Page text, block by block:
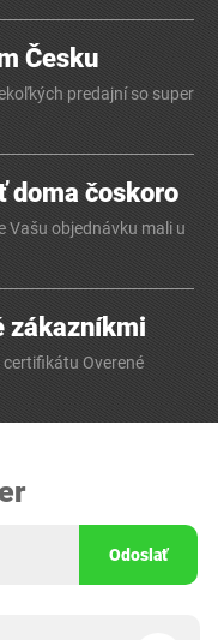
Česku
predajní so super
doma čoskoro
Vašu objednávku mali u
zákazníkmi
Overené
Odoslať